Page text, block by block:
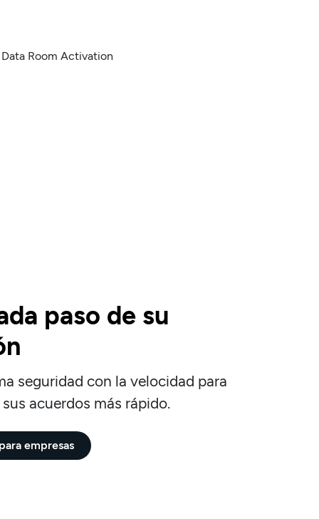
paso de su
seguridad con la velocidad para
acuerdos más rápido.
empresas